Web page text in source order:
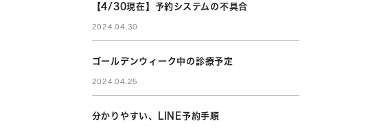
【4/30現在】予約システムの不具合
2024.04.30
ゴールデンウィーク中の診療予定
2024.04.25
分かりやすい、LINE予約手順